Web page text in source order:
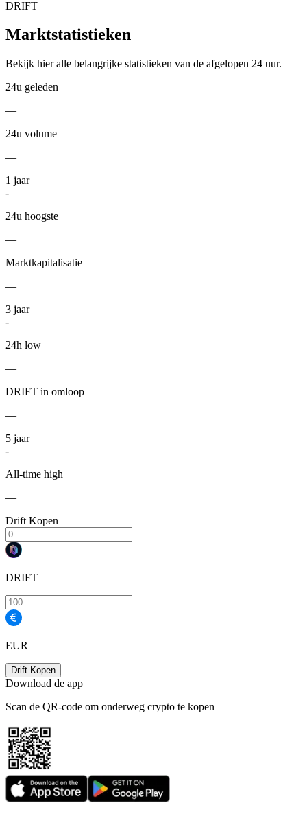
DRIFT
Marktstatistieken
Bekijk hier alle belangrijke statistieken van de afgelopen 24 uur.
24u geleden
—
24u volume
—
1 jaar
-
24u hoogste
—
Marktkapitalisatie
—
3 jaar
-
24h low
—
DRIFT in omloop
—
5 jaar
-
All-time high
—
Drift Kopen
DRIFT
EUR
Drift Kopen
Download de app
Scan de QR-code om onderweg crypto te kopen